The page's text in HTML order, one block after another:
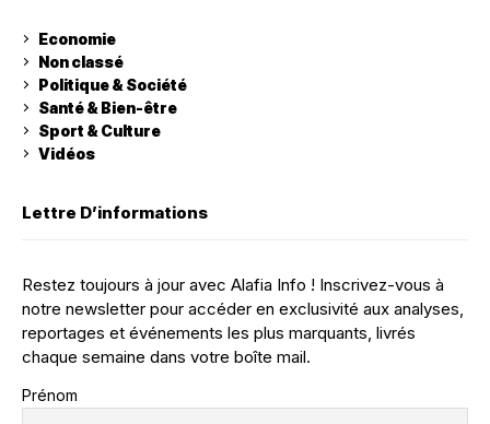
Economie
Non classé
Politique & Société
Santé & Bien-être
Sport & Culture
Vidéos
Lettre D’informations
Restez toujours à jour avec Alafia Info ! Inscrivez-vous à
notre newsletter pour accéder en exclusivité aux analyses,
reportages et événements les plus marquants, livrés
chaque semaine dans votre boîte mail.
Prénom